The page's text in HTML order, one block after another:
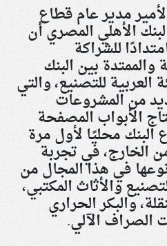
مدير عام قطاع
الأهلي المصري أن
للشراكة
والممتدة بين البنك
العربية للتصنيع، والتي
من المشروعات
الأبواب المصفحة
محليًا لأول مرة
الخارج، في تجربة
في هذا المجال من
والأثاث المكتبي،
والبكر الحراري
الصراف الآلي.